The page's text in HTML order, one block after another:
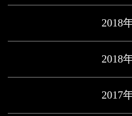
2018
2018
2017